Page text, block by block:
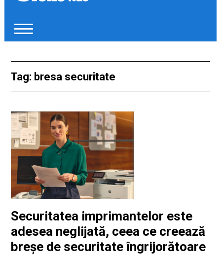
Tag: bresa securitate
Securitatea imprimantelor este
adesea neglijată, ceea ce creează
breșe de securitate îngrijorătoare